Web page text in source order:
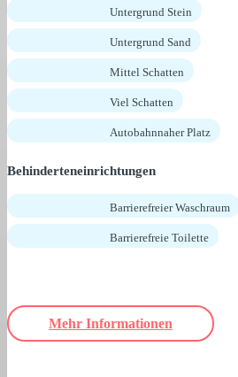
Untergrund Stein
Untergrund Sand
Mittel Schatten
Viel Schatten
Autobahnnaher Platz
Behinderteneinrichtungen
Barrierefreier Waschraum
Barrierefreie Toilette
Mehr Informationen